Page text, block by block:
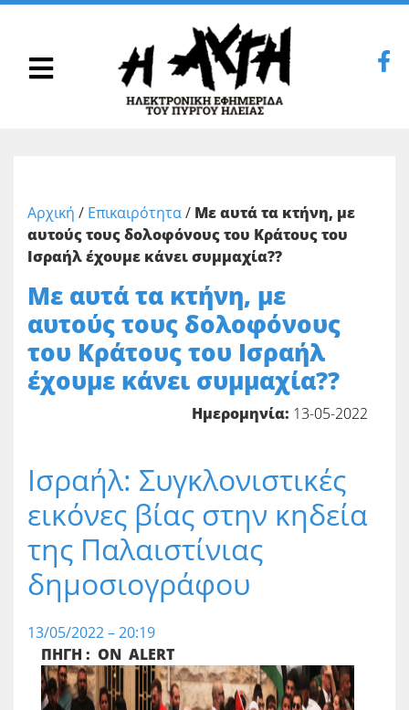
Αρχική / Επικαιρότητα/ Με αυτά τα κτήνη, με
αυτούς τους δολοφόνους του Κράτους του
Ισραήλ έχουμε κάνει συμμαχία??
Με αυτά τα κτήνη, με
αυτούς τους δολοφόνους
του Κράτους του Ισραήλ
έχουμε κάνει συμμαχία??
Ημερομηνία: 13-05-2022
Ισραήλ: Συγκλονιστικές
εικόνες βίας στην κηδεία
της Παλαιστίνιας
δημοσιογράφου
13/05/2022 – 20:19
ΠΗΓΗ : ON ALERT